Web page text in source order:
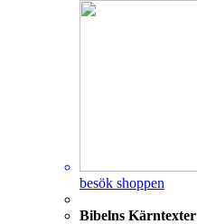
besök shoppen
Bibelns Kärntexter